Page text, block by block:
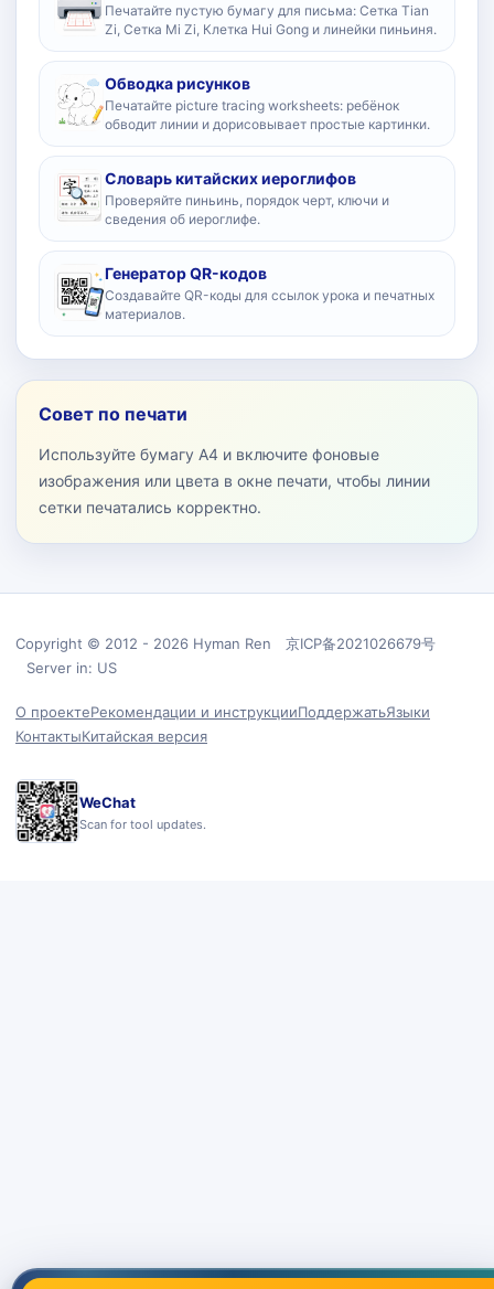
Печатайте пустую бумагу для письма: Сетка Tian
Zi, Сетка Mi Zi, Клетка Hui Gong и линейки пиньиня.
Обводка рисунков
Печатайте picture tracing worksheets: ребёнок
обводит линии и дорисовывает простые картинки.
Словарь китайских иероглифов
Проверяйте пиньинь, порядок черт, ключи и
сведения об иероглифе.
Генератор QR-кодов
Создавайте QR-коды для ссылок урока и печатных
материалов.
Совет по печати
Используйте бумагу A4 и включите фоновые
изображения или цвета в окне печати, чтобы линии
сетки печатались корректно.
Copyright © 2012 - 2026 Hyman Ren 京ICP备2021026679号
Server in: US
О проектеРекомендации и инструкцииПоддержатьЯзыки
КонтактыКитайская версия
WeChat
Scan for tool updates.